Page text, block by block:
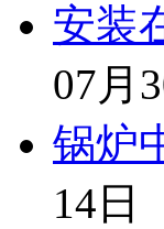
安装
07月
锅炉
14日